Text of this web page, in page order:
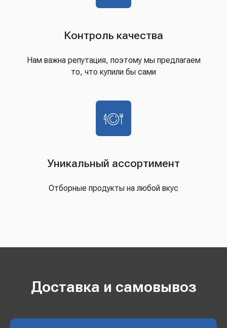
Контроль качества
Нам важна репутация, поэтому мы предлагаем
то, что купили бы сами
Уникальный ассортимент
Отборные продукты на любой вкус
Доставка и самовывоз